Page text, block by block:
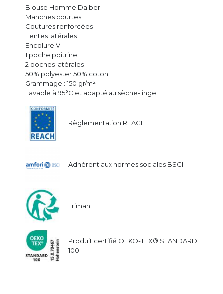
Blouse Homme Daiber
Manches courtes
Coutures renforcées
Fentes latérales
Encolure V
1 poche poitrine
2 poches latérales
50% polyester 50% coton
Grammage : 150 gr/m²
Lavable à 95°C et adapté au sèche-linge
Règlementation REACH
Adhérent aux normes sociales BSCI
Triman
Produit certifié OEKO-TEX® STANDARD
100